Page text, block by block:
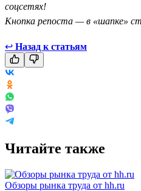
соцсетях!
Кнопка репоста — в «шапке»
↩ Назад к статьям
Читайте также
Обзоры рынка труда от hh.ru